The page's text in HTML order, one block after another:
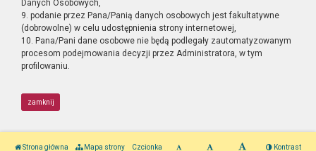
Danych Osobowych,
9. podanie przez Pana/Panią danych osobowych jest fakultatywne
(dobrowolne) w celu udostępnienia strony internetowej,
10. Pana/Pani dane osobowe nie będą podlegały zautomatyzowanym
procesom podejmowania decyzji przez Administratora, w tym
profilowaniu.
zamknij
Strona główna Mapa strony Czcionka Kontrast